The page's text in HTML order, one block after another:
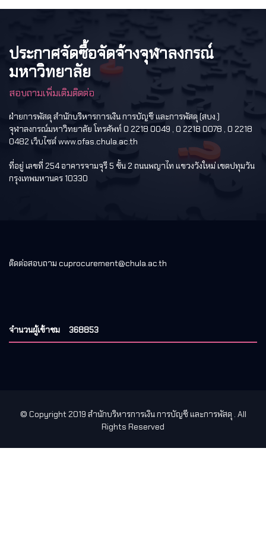
ประกาศจัดซื้อจัดจ้างจุฬาลงกรณ์
มหาวิทยาลัย
สอบถามเพิ่มเติมติดต่อ
ฝ่ายการพัสดุ สำนักบริหารการเงิน การบัญชี และการพัสดุ (สบง.)
จุฬาลงกรณ์มหาวิทยาลัย โทรศัพท์ 0 2218 0049 , 0 2218 0078 , 0 2218
0482 เว็บไซต์ www.ofas.chula.ac.th
ที่อยู่ เลขที่ 254 อาคารจามจุรี 5 ชั้น 2 ถนนพญาไท แขวงวังใหม่ เขตปทุมวัน
กรุงเทพมหานคร 10330
ติดต่อสอบถาม cuprocurement@chula.ac.th
จำนวนผู้เข้าชม 368853
© Copyright 2019 สำนักบริหารการเงิน การบัญชี และการพัสดุ . All
Rights Reserved